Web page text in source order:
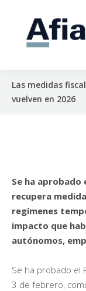
Las medidas
vuelven en 2026
Se ha aprobado
recupera
regímenes
impacto que
autónomos,
Se ha probado el
3 de febrero,